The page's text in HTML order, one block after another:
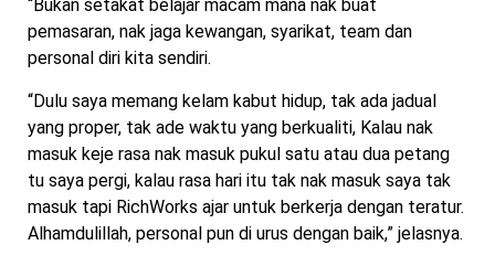
“Bukan setakat belajar macam mana nak buat
pemasaran, nak jaga kewangan, syarikat, team dan
personal diri kita sendiri.
“Dulu saya memang kelam kabut hidup, tak ada jadual
yang proper, tak ade waktu yang berkualiti, Kalau nak
masuk keje rasa nak masuk pukul satu atau dua petang
tu saya pergi, kalau rasa hari itu tak nak masuk saya tak
masuk tapi RichWorks ajar untuk berkerja dengan teratur.
Alhamdulillah, personal pun di urus dengan baik,” jelasnya.